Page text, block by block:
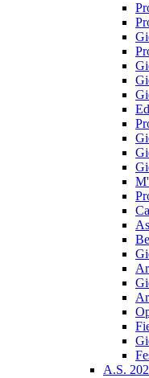
A.S.